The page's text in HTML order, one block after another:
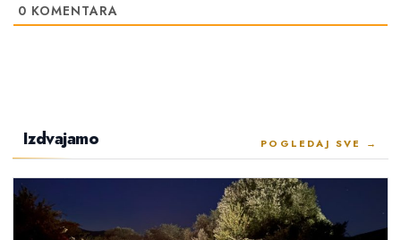
0 KOMENTARA
Izdvajamo POGLEDAJ SVE →